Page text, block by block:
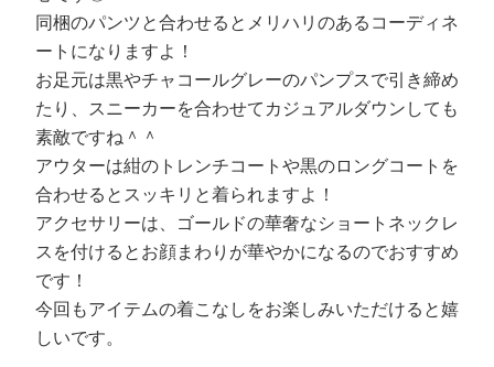
同梱のパンツと合わせるとメリハリのあるコーディネ
ートになりますよ！
お足元は黒やチャコールグレーのパンプスで引き締め
たり、スニーカーを合わせてカジュアルダウンしても
素敵ですね＾＾
アウターは紺のトレンチコートや黒のロングコートを
合わせるとスッキリと着られますよ！
アクセサリーは、ゴールドの華奢なショートネックレ
スを付けるとお顔まわりが華やかになるのでおすすめ
です！
今回もアイテムの着こなしをお楽しみいただけると嬉
しいです。